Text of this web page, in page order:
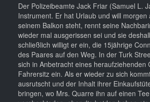
Der Polizeibeamte Jack Friar (Samuel L.
Instrument. Er hat Urlaub und will
seinem Balkon steht, rennt seine
wieder mal ausgerissen sei und sie
schließlich willigt er ein, die 15jährige
des Paares auf den Weg. In der Turk
sich in Anbetracht eines
Fahrersitz ein. Als er wieder zu sich
ausrutscht und der Inhalt ihrer
bringen, wo Mrs. Quarre ihn auf einen